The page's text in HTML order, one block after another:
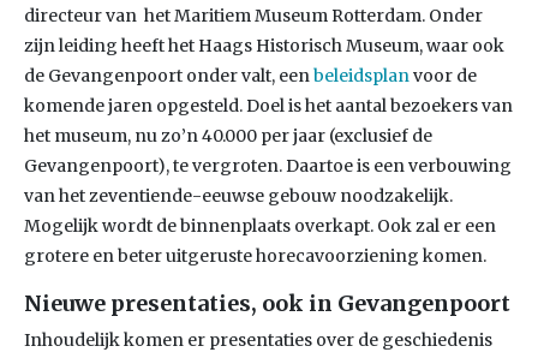
directeur van het Maritiem Museum Rotterdam. Onder
zijn leiding heeft het Haags Historisch Museum, waar ook
de Gevangenpoort onder valt, eenbeleidsplanvoor de
komende jaren opgesteld. Doel is het aantal bezoekers van
het museum, nu zo’n 40.000 per jaar (exclusief de
Gevangenpoort), te vergroten. Daartoe is een verbouwing
van het zeventiende-eeuwse gebouw noodzakelijk.
Mogelijk wordt de binnenplaats overkapt. Ook zal er een
grotere en beter uitgeruste horecavoorziening komen.
Nieuwe presentaties, ook in Gevangenpoort
Inhoudelijk komen er presentaties over de geschiedenis